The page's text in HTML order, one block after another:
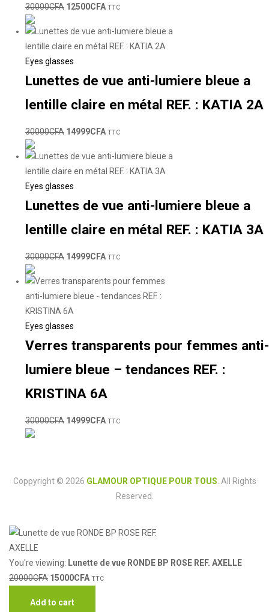
30000CFA 12500CFA TTC
Eyes glasses
Lunettes de vue anti-lumiere bleue a
lentille claire en métal REF. : KATIA 2A
30000CFA 14999CFA TTC
Eyes glasses
Lunettes de vue anti-lumiere bleue a
lentille claire en métal REF. : KATIA 3A
30000CFA 14999CFA TTC
Eyes glasses
Verres transparents pour femmes anti-
lumiere bleue – tendances REF. :
KRISTINA 6A
30000CFA 14999CFA TTC
Coppyright © 2026 GLAMOUR OPTIQUE POUR TOUS . All Rights
Reserved.
You're viewing: Lunette de vue RONDE BP ROSE REF. AXELLE
20000CFA 15000CFA TTC
Add to cart